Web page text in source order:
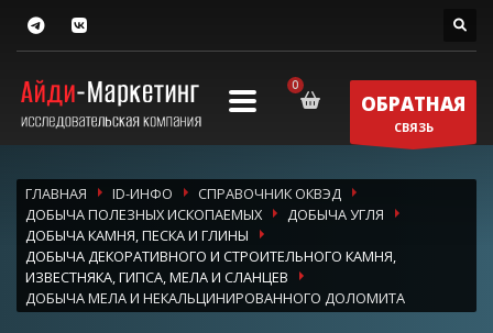
ОБРАТНАЯ
СВЯЗЬ
ГЛАВНАЯ ID-ИНФО
СПРАВОЧНИК ОКВЭД
ДОБЫЧА ПОЛЕЗНЫХ ИСКОПАЕМЫХ
ДОБЫЧА УГЛЯ
ДОБЫЧА КАМНЯ, ПЕСКА И ГЛИНЫ
ДОБЫЧА ДЕКОРАТИВНОГО И СТРОИТЕЛЬНОГО КАМНЯ,
ИЗВЕСТНЯКА, ГИПСА, МЕЛА И СЛАНЦЕВ
ДОБЫЧА МЕЛА И НЕКАЛЬЦИНИРОВАННОГО ДОЛОМИТА